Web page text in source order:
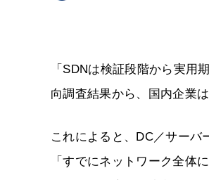
「SDNは検証段階から実
向調査結果から、国内企業
これによると、DC／サーバ
「すでにネットワーク全体